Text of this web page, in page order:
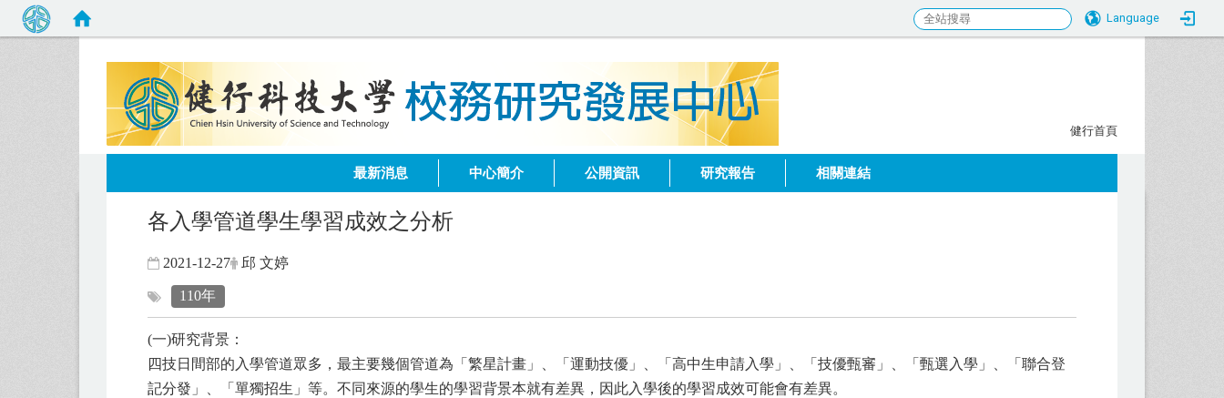
Language
健行首頁
最新消息 中心簡介 公開資訊 研究報告 相關連結
各入學管道學生學習成效之分析
2021-12-27 邱 文婷
110年
(一)研究背景：
四技日間部的入學管道眾多，最主要幾個管道為「繁星計畫」、「運動技優」、「高中生申請入學」、「技優甄審」、「甄選入學」、「聯合登
記分發」、「單獨招生」等。不同來源的學生的學習背景本就有差異，因此入學後的學習成效可能會有差異。